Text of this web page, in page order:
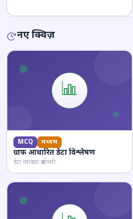
नए क्विज़
MCQ मध्यम
ग्राफ आधारित डेटा विश्लेषण
डेटा व्याख्या प्रश्नोत्तरी